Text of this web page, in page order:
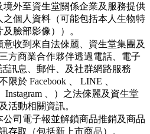
境外至資生堂關係企業及服務提供
之個人資料（可能包括本人生物特
臉部影像））。
意收到來自法倈麗、資生堂集團及
方商業合作夥伴透過電話、電子
訊息、郵件、及社群網路服務
限於 Facebook 、 LINE 、
Instagram 、）之法倈麗及資生堂
活動相關資訊。
公司電子報並解鎖商品推銷及商品
存取（包括新上市商品）。